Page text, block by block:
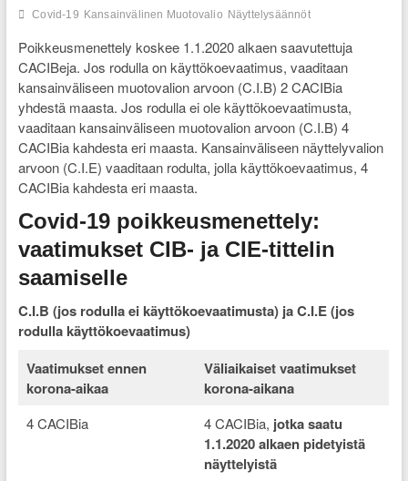
Covid-19 Kansainvälinen Muotovalio Näyttelysäännöt
Poikkeusmenettely koskee 1.1.2020 alkaen saavutettuja
CACIBeja. Jos rodulla on käyttökoevaatimus, vaaditaan
kansainväliseen muotovalion arvoon (C.I.B) 2 CACIBia
yhdestä maasta. Jos rodulla ei ole käyttökoevaatimusta,
vaaditaan kansainväliseen muotovalion arvoon (C.I.B) 4
CACIBia kahdesta eri maasta. Kansainväliseen näyttelyvalion
arvoon (C.I.E) vaaditaan rodulta, jolla käyttökoevaatimus, 4
CACIBia kahdesta eri maasta.
Covid-19 poikkeusmenettely:
vaatimukset CIB- ja CIE-tittelin
saamiselle
C.I.B (jos rodulla ei käyttökoevaatimusta) ja C.I.E (jos
rodulla käyttökoevaatimus)
Vaatimukset ennen
korona-aikaa
Väliaikaiset vaatimukset
korona-aikana
4 CACIBia 4 CACIBia, jotka saatu
1.1.2020 alkaen pidetyistä
näyttelyistä